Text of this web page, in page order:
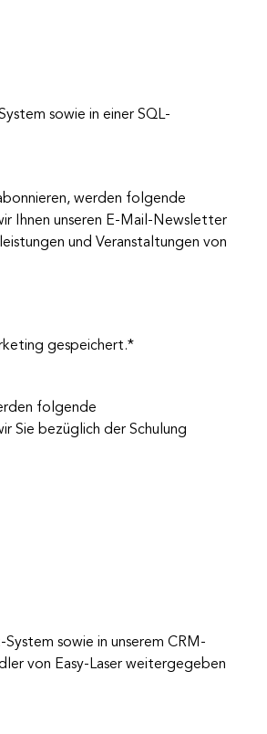
sowie in einer SQL-
werden folgende
Ihnen unseren E-Mail-Newsletter
und Veranstaltungen von
gespeichert.*
folgende
Sie bezüglich der Schulung
sowie in unserem CRM-
von Easy-Laser weitergegeben